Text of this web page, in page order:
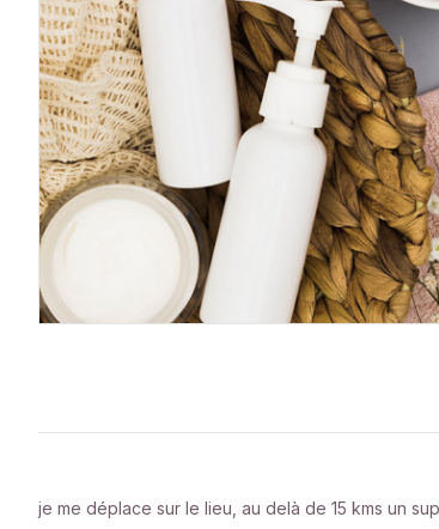
je me déplace sur le lieu, au delà de 15 kms un